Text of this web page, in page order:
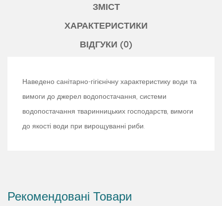
ЗМІСТ
ХАРАКТЕРИСТИКИ
ВІДГУКИ (0)
Наведено санітарно-гігієнічну характеристику води та
вимоги до джерел водопостачання, системи
водопостачання тваринницьких господарств, вимоги
до якості води при вирощуванні риби.
Рекомендовані Товари